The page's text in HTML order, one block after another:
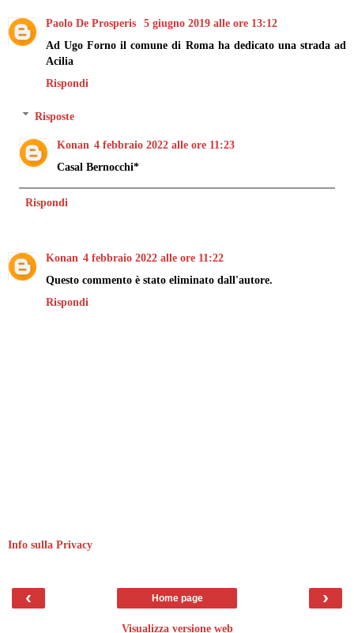
Paolo De Prosperis
5 giugno 2019 alle ore 13:12
Ad Ugo Forno il comune di Roma ha dedicato una strada ad
Acilia
Rispondi
Risposte
Konan 4 febbraio 2022 alle ore 11:23
Casal Bernocchi*
Rispondi
Konan 4 febbraio 2022 alle ore 11:22
Questo commento è stato eliminato dall'autore.
Rispondi
Info sulla Privacy
‹ ›
Home page
Visualizza versione web